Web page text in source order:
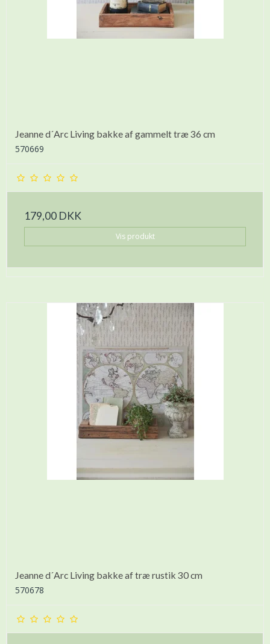
Jeanne d´Arc Living bakke af gammelt træ 36 cm
570669
179,00 DKK
Vis produkt
Jeanne d´Arc Living bakke af træ rustik 30 cm
570678